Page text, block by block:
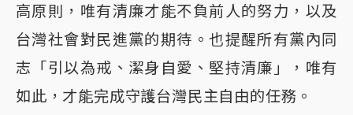
高原則，唯有清廉才能不負前人的努力，以及
台灣社會對民進黨的期待。也提醒所有黨內同
志「引以為戒、潔身自愛、堅持清廉」，唯有
如此，才能完成守護台灣民主自由的任務。